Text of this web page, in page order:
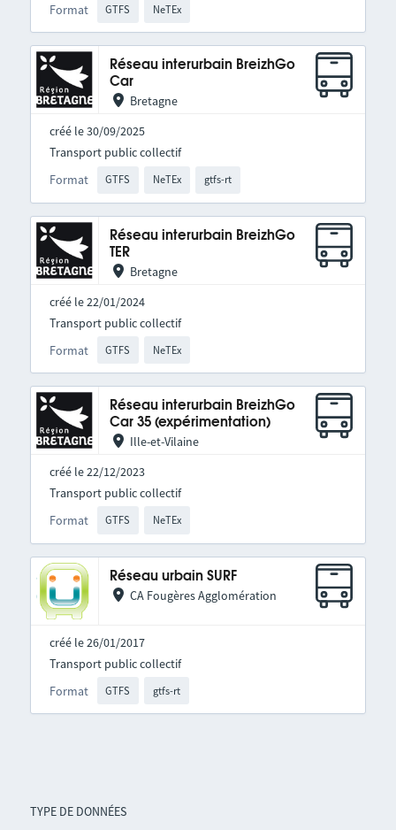
TYPE DE DONNÉES
Format GTFS NeTEx
Réseau interurbain BreizhGo
Car
Bretagne
créé le 30/09/2025
Format GTFS NeTEx gtfs-rt
Transport public collectif
Réseau interurbain BreizhGo
TER
Bretagne
créé le 22/01/2024
Format GTFS NeTEx
Transport public collectif
Réseau interurbain BreizhGo
Car 35 (expérimentation)
Ille-et-Vilaine
créé le 22/12/2023
Format GTFS NeTEx
Transport public collectif
Réseau urbain SURF
CA Fougères Agglomération
créé le 26/01/2017
Format GTFS gtfs-rt
Transport public collectif